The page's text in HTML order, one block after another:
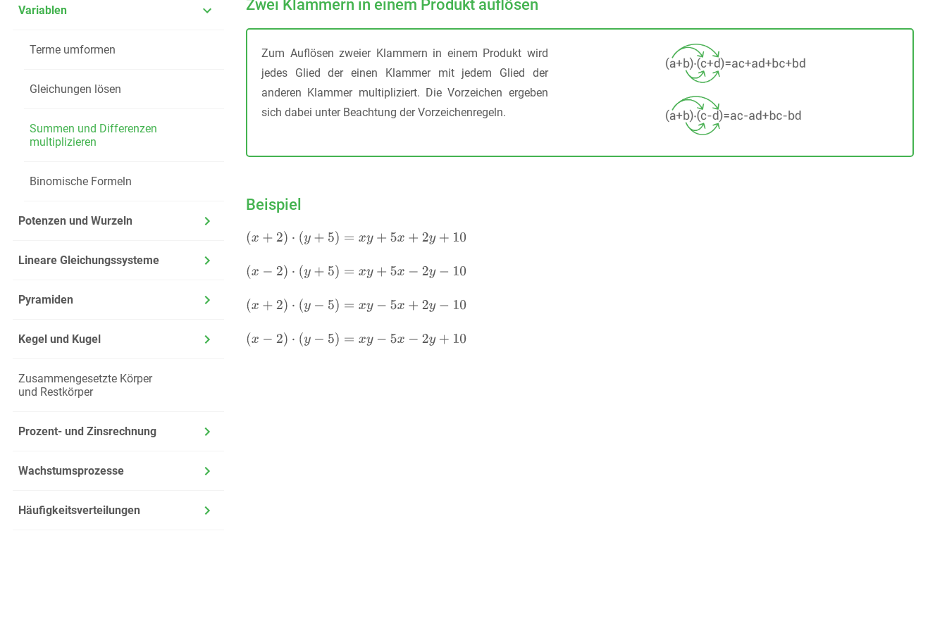
Variablen
Terme umformen
Gleichungen lösen
Summen und Differenzen
multiplizieren
Binomische Formeln
Potenzen und Wurzeln
Lineare Gleichungssysteme
Pyramiden
Kegel und Kugel
Zusammengesetzte Körper
und Restkörper
Prozent- und Zinsrechnung
Wachstumsprozesse
Häufigkeitsverteilungen
Zwei Klammern in einem Produkt auflösen
Zum Auflösen zweier Klammern in einem Produkt wird
jedes Glied der einen Klammer mit jedem Glied der
anderen Klammer multipliziert. Die Vorzeichen ergeben
sich dabei unter Beachtung der Vorzeichenregeln.
Beispiel